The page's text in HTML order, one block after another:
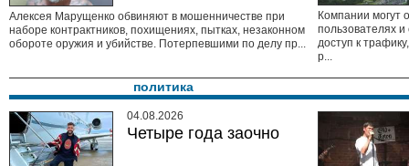
Алексея Марущенко обвиняют в мошенничестве при
наборе контрактников, похищениях, пытках, незаконном
обороте оружия и убийстве. Потерпевшими по делу пр...
Компании могут
пользователях
доступ к
р...
политика
04.08.2026
Четыре года заочно